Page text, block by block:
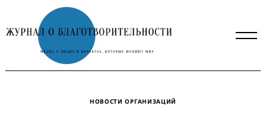
to
content
НОВОСТИ ОРГАНИЗАЦИЙ